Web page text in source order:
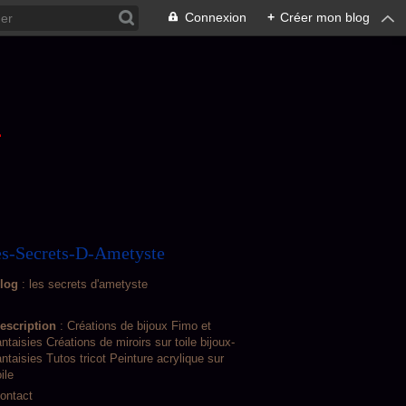
Connexion + Créer mon blog
Secrets-D-Ametyste
: les secrets d'ametyste
: Créations de bijoux Fimo et
Créations de miroirs sur toile bijoux-
Tutos tricot Peinture acrylique sur